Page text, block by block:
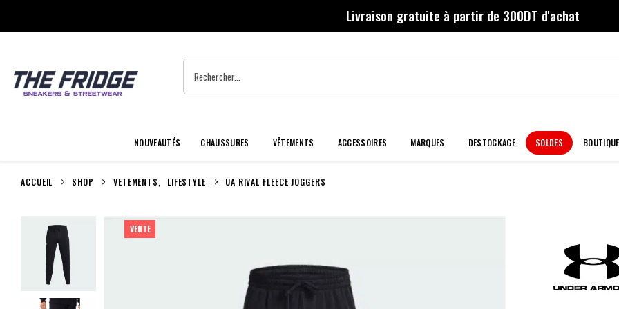
Livraison gratuite à partir de 300DT d'achat
NOUVEAUTÉS CHAUSSURES VÊTEMENTS ACCESSOIRES MARQUES DESTOCKAGE SOLDES
ACCUEIL SHOP VETEMENTS, LIFESTYLE UA RIVAL FLEECE JOGGERS
VENTE